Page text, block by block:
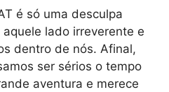
é só uma desculpa
lado irreverente e
dentro de nós. Afinal,
ser sérios o tempo
aventura e merece